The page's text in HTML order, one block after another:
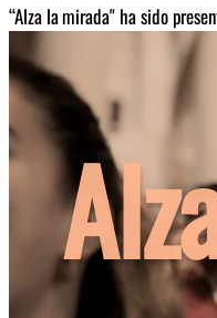
“Alza la mirada" ha sido
acompañar la próxima visita
convertido en una de las
música católica reciente en el